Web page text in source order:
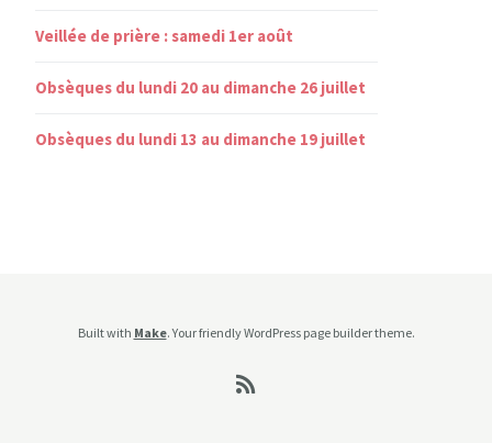
Veillée de prière : samedi 1er août
Obsèques du lundi 20 au dimanche 26 juillet
Obsèques du lundi 13 au dimanche 19 juillet
Built with Make. Your friendly WordPress page builder theme.